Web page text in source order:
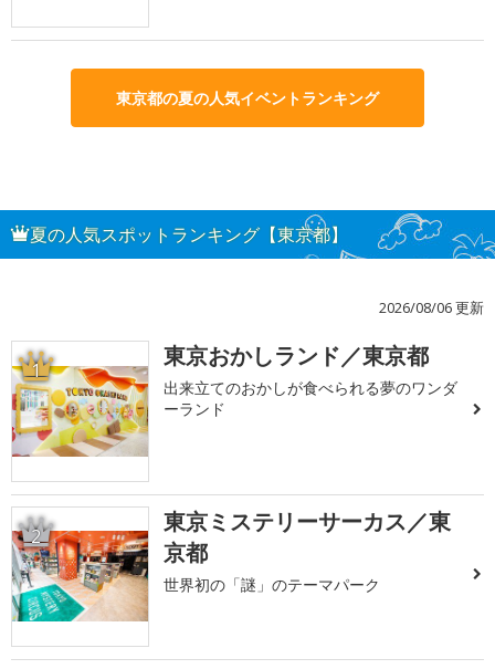
東京都の夏の人気イベントランキング
夏の人気スポットランキング【東京都】
2026/08/06 更新
1 東京おかしランド／東京都
出来立てのおかしが食べられる夢のワンダ
ーランド
2
東京ミステリーサーカス／東
京都
世界初の「謎」のテーマパーク